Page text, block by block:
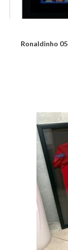
Ronaldinho